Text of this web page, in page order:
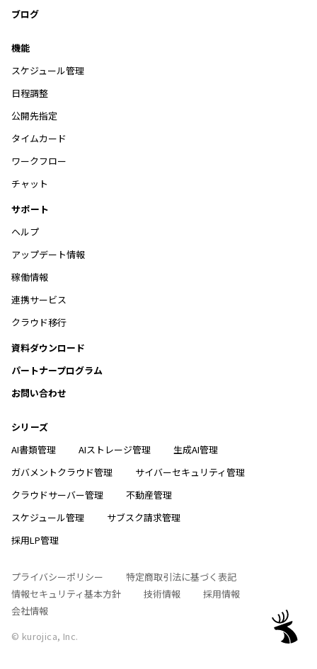
ブログ
機能
スケジュール管理
日程調整
公開先指定
タイムカード
ワークフロー
チャット
サポート
ヘルプ
アップデート情報
稼働情報
連携サービス
クラウド移行
資料ダウンロード
パートナープログラム
お問い合わせ
シリーズ
AI書類管理
AIストレージ管理
生成AI管理
ガバメントクラウド管理
サイバーセキュリティ管理
クラウドサーバー管理
不動産管理
スケジュール管理
サブスク請求管理
採用LP管理
プライバシーポリシー
特定商取引法に基づく表記
情報セキュリティ基本方針
技術情報
採用情報
会社情報
© kurojica, Inc.